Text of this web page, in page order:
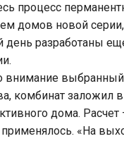
процесс
домов новой
день разработаны
внимание выбранный
комбинат заложил
дома.
«На